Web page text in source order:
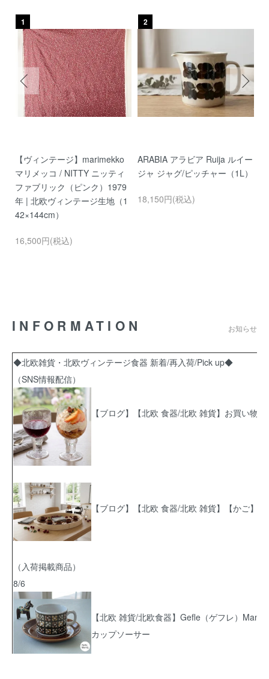
1
【ヴィンテージ】marimekko
マリメッコ / NITTY ニッティ
ファブリック（ピンク）1979
年 | 北欧ヴィンテージ生地（1
42×144cm）
16,500円(税込)
2
ARABIA アラビア Ruija ルイー
ジャ ジャグ/ピッチャー（1L）
18,150円(税込)
INFORMATION お知らせ
◆北欧雑貨・北欧ヴィンテージ食器 新着/再入荷/Pick up◆
（SNS情報配信）
【ブログ】【北欧 食器/北欧 雑貨】お買い物
【ブログ】【北欧 食器/北欧 雑貨】【かご】
（入荷掲載商品）
8/6
【北欧 雑貨/北欧食器】Gefle（ゲフレ）
カップソーサー